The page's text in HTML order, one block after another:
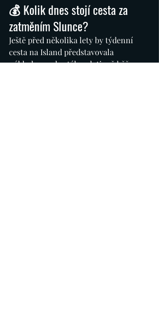
💰 Kolik dnes stojí cesta za
zatměním Slunce?
Ještě před několika lety by týdenní
cesta na Island představovala
nákladnou, ale stále relativně běžnou